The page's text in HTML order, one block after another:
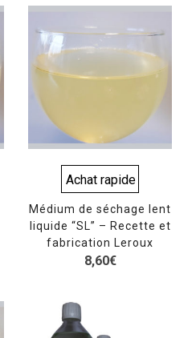
Achat rapide
Médium de séchage lent
liquide “SL” – Recette et
fabrication Leroux
8,60€